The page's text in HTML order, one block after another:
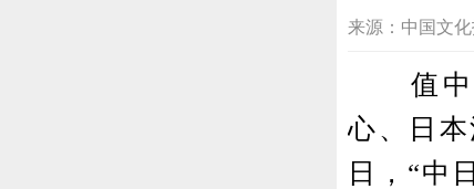
来源：中国文化
值中日
心、日
日，“中